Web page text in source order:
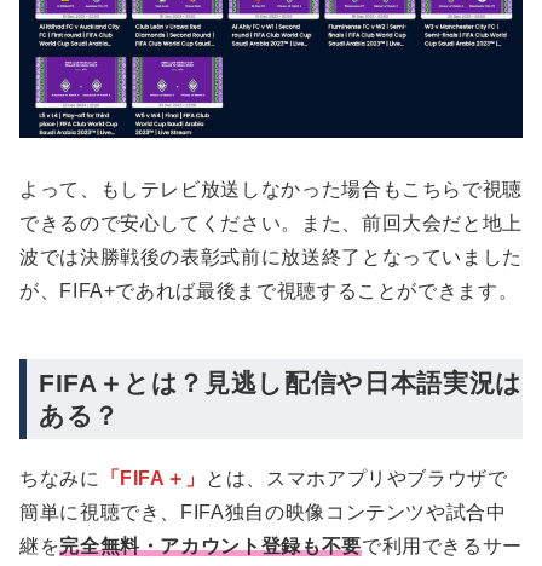
よって、もしテレビ放送しなかった場合もこちらで視聴
できるので安心してください。また、前回大会だと地上
波では決勝戦後の表彰式前に放送終了となっていました
が、FIFA+であれば最後まで視聴することができます。
FIFA＋とは？見逃し配信や日本語実況は
ある？
ちなみに 「FIFA＋」
とは、スマホアプリやブラウザで
簡単に視聴でき、FIFA独自の映像コンテンツや試合中
継を完全無料・アカウント登録も不要で利用できるサー